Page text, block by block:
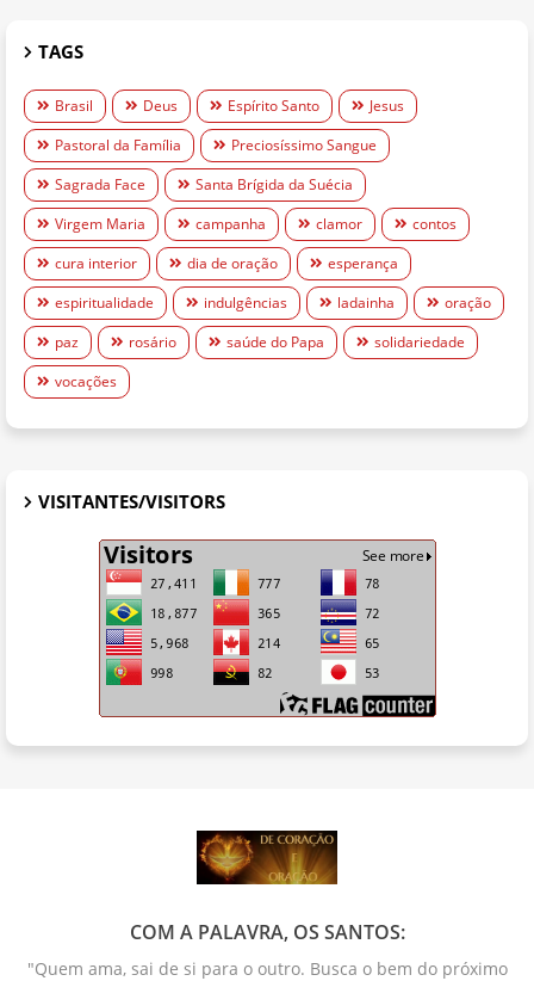
TAGS
Brasil Deus Espírito Santo
Jesus
Pastoral da Família
Preciosíssimo Sangue
Sagrada Face
Santa Brígida da Suécia
Virgem Maria
campanha clamor
contos
cura interior
dia de oração
esperança
espiritualidade
indulgências ladainha
oração
paz
rosário saúde do Papa
solidariedade
vocações
VISITANTES/VISITORS
COM A PALAVRA, OS SANTOS:
"Quem ama, sai de si para o outro. Busca o bem do próximo